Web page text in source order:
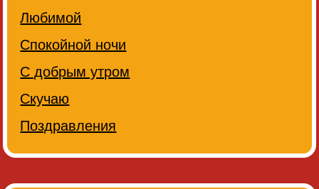
Любимой
Спокойной ночи
С добрым утром
Скучаю
Поздравления